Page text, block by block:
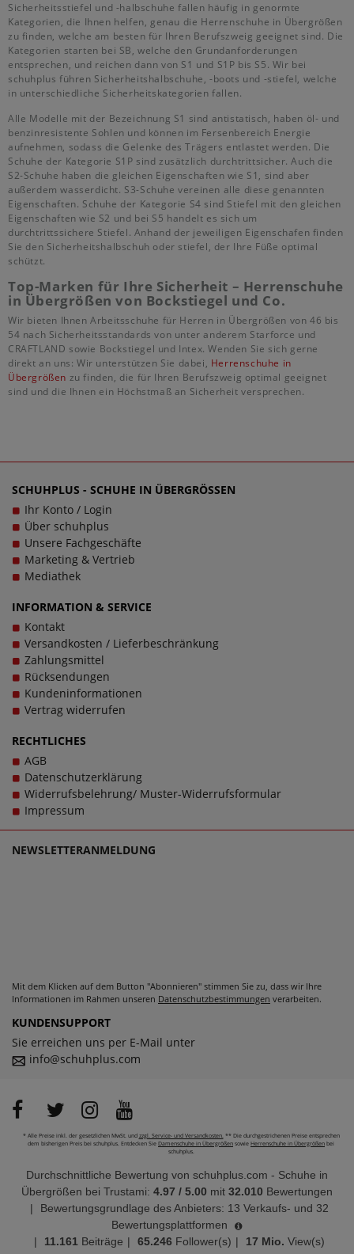
Sicherheitsstiefel und -halbschuhe fallen häufig in genormte
Kategorien, die Ihnen helfen, genau die Herrenschuhe in Übergrößen
zu finden, welche am besten für Ihren Berufszweig geeignet sind. Die
Kategorien starten bei SB, welche den Grundanforderungen
entsprechen, und reichen dann von S1 und S1P bis S5. Wir bei
schuhplus führen Sicherheitshalbschuhe, -boots und -stiefel, welche
in unterschiedliche Sicherheitskategorien fallen.
Alle Modelle mit der Bezeichnung S1 sind antistatisch, haben öl- und
benzinresistente Sohlen und können im Fersenbereich Energie
aufnehmen, sodass die Gelenke des Trägers entlastet werden. Die
Schuhe der Kategorie S1P sind zusätzlich durchtrittsicher. Auch die
S2-Schuhe haben die gleichen Eigenschaften wie S1, sind aber
außerdem wasserdicht. S3-Schuhe vereinen alle diese genannten
Eigenschaften. Schuhe der Kategorie S4 sind Stiefel mit den gleichen
Eigenschaften wie S2 und bei S5 handelt es sich um
durchtrittssichere Stiefel. Anhand der jeweiligen Eigenschafen finden
Sie den Sicherheitshalbschuh oder stiefel, der Ihre Füße optimal
schützt.
Top-Marken für Ihre Sicherheit – Herrenschuhe
in Übergrößen von Bockstiegel und Co.
Wir bieten Ihnen Arbeitsschuhe für Herren in Übergrößen von 46 bis
54 nach Sicherheitsstandards von unter anderem Starforce und
CRAFTLAND sowie Bockstiegel und Intex. Wenden Sie sich gerne
direkt an uns: Wir unterstützen Sie dabei, Herrenschuhe in
Übergrößen zu finden, die für Ihren Berufszweig optimal geeignet
sind und die Ihnen ein Höchstmaß an Sicherheit versprechen.
SCHUHPLUS - SCHUHE IN ÜBERGRÖSSEN
Ihr Konto / Login
Über schuhplus
Unsere Fachgeschäfte
Marketing & Vertrieb
Mediathek
INFORMATION & SERVICE
Kontakt
Versandkosten / Lieferbeschränkung
Zahlungsmittel
Rücksendungen
Kundeninformationen
Vertrag widerrufen
RECHTLICHES
AGB
Datenschutzerklärung
Widerrufsbelehrung/ Muster-Widerrufsformular
Impressum
NEWSLETTERANMELDUNG
Mit dem Klicken auf dem Button "Abonnieren" stimmen Sie zu, dass wir Ihre
Informationen im Rahmen unseren Datenschutzbestimmungen verarbeiten.
KUNDENSUPPORT
Sie erreichen uns per E-Mail unter
info@schuhplus.com
* Alle Preise inkl. der gesetzlichen MwSt. und zzgl. Service- und Versandkosten. ** Die durchgestrichenen Preise entsprechen
dem bisherigen Preis bei schuhplus. Entdecken Sie Damenschuhe in Übergrößen sowie Herrenschuhe in Übergrößen bei
schuhplus.
Durchschnittliche Bewertung von schuhplus.com - Schuhe in
Übergrößen bei Trustami: 4.97 / 5.00 mit 32.010 Bewertungen
|
Bewertungsgrundlage des Anbieters: 13 Verkaufs- und 32
Bewertungsplattformen
|
11.161 Beiträge | 65.246 Follower(s) | 17 Mio. View(s)